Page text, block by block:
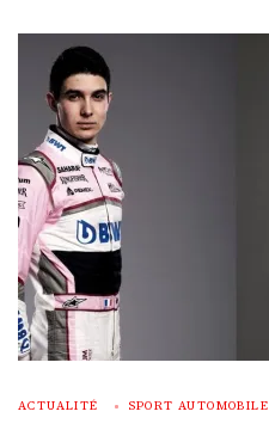
ACTUALITÉ SPORT AUTOMOBILE